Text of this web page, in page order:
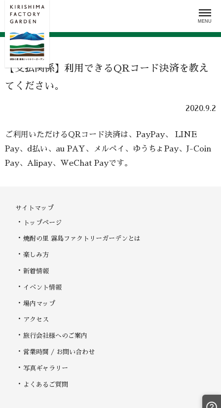
Skip
【支払関係】利用できるQRコード決済を教え
てください。
2020.9.2
ご利用いただけるQRコード決済は、PayPay、 LINE
Pay、d払い、au PAY、メルペイ、ゆうちょPay、J-Coin
Pay、Alipay、WeChat Payです。
サイトマップ
トップページ
焼酎の里 霧島ファクトリーガーデンとは
楽しみ方
新着情報
イベント情報
場内マップ
アクセス
旅行会社様へのご案内
営業時間 / お問い合わせ
写真ギャラリー
よくあるご質問